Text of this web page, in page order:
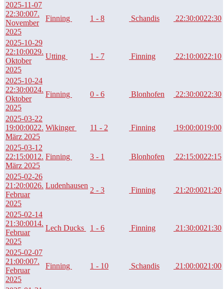
2025-11-07
22:30:007.
November
2025
Finning 1 - 8 Schandis 22:30:0022:30
2025-10-29
22:10:0029.
Oktober
2025
Utting 1 - 7 Finning 22:10:0022:10
2025-10-24
22:30:0024.
Oktober
2025
Finning 0 - 6 Blonhofen 22:30:0022:30
2025-03-22
19:00:0022.
März 2025
Wikinger 11 - 2 Finning 19:00:0019:00
2025-03-12
22:15:0012.
März 2025
Finning 3 - 1 Blonhofen 22:15:0022:15
2025-02-26
21:20:0026.
Februar
2025
Ludenhausen
2 - 3 Finning 21:20:0021:20
2025-02-14
21:30:0014.
Februar
2025
Lech Ducks 1 - 6 Finning 21:30:0021:30
2025-02-07
21:00:007.
Februar
2025
Finning 1 - 10 Schandis 21:00:0021:00